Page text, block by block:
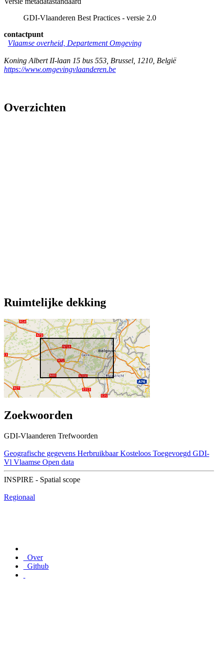
GDI-Vlaanderen Best Practices - versie 2.0
contactpunt
Vlaamse overheid, Departement Omgeving
Koning Albert II-laan 15 bus 553 Brussel 1210 België
https://www.omgevingvlaanderen.be
Overzichten
Ruimtelijke dekking
Zoekwoorden
GDI-Vlaanderen Trefwoorden
Geografische gegevens Herbruikbaar Kosteloos Toegevoegd GDI-
Vl Vlaamse Open data
INSPIRE - Spatial scope
Regionaal
Over
Github